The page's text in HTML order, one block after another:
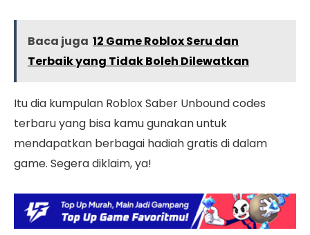
Baca juga 12 Game Roblox Seru dan
Terbaik yang Tidak Boleh Dilewatkan
Itu dia kumpulan Roblox Saber Unbound codes
terbaru yang bisa kamu gunakan untuk
mendapatkan berbagai hadiah gratis di dalam
game. Segera diklaim, ya!